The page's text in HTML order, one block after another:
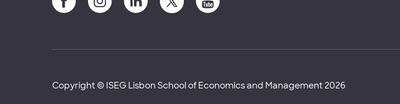
Copyright © ISEG Lisbon School of Economics and Management 2026